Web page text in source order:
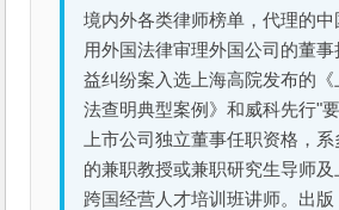
境内外各类律师榜单，代理的
用外国法律审理外国公司的董
益纠纷案入选上海高院发布的
法查明典型案例》和威科先行"
上市公司独立董事任职资格，
的兼职教授或兼职研究生导师
跨国经营人才培训班讲师。出